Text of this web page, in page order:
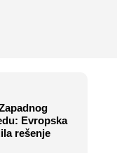
Evropska
rešenje